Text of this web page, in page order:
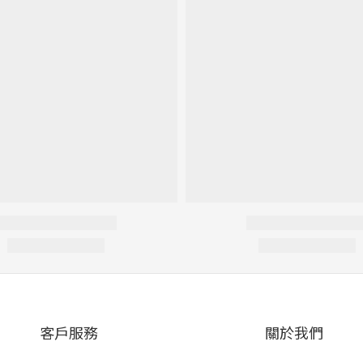
客戶服務 關於我們